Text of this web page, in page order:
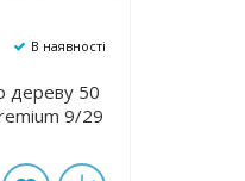
В наявності
дереву 50
9/29